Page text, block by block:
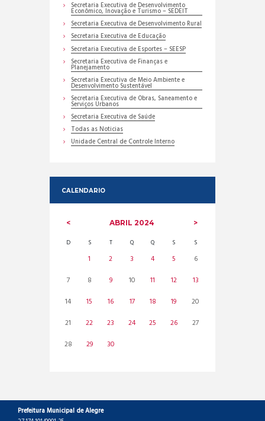
Secretaria Executiva de Desenvolvimento
Econômico, Inovação e Turismo – SEDEIT
Secretaria Executiva de Desenvolvimento Rural
Secretaria Executiva de Educação
Secretaria Executiva de Esportes – SEESP
Secretaria Executiva de Finanças e
Planejamento
Secretaria Executiva de Meio Ambiente e
Desenvolvimento Sustentável
Secretaria Executiva de Obras, Saneamento e
Serviços Urbanos
Secretaria Executiva de Saúde
Todas as Noticias
Unidade Central de Controle Interno
CALENDARIO
ABRIL 2024
D S T Q Q S S
1 2 3 4 5
6
7
8 9 10 11 12
13
14
15 16 17 18 19
20
21
22 23 24 25 26
27
28
29 30
Prefeitura Municipal de Alegre